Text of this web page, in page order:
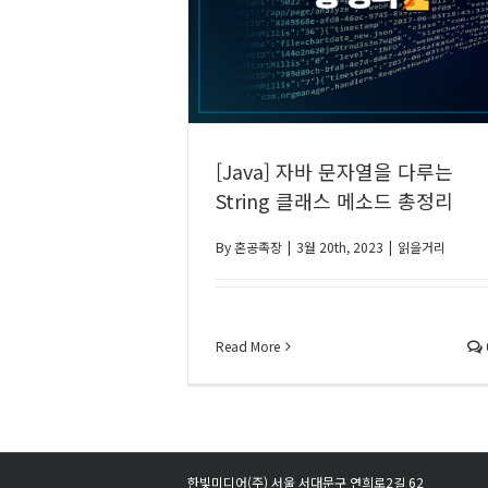
[Java] 자바 문자열을 다루는
String 클래스 메소드 총정리
By혼공족장 | 3월 20th, 2023 | 읽을거리
Read More
한빛미디어(주) 서울 서대문구 연희로2길 62